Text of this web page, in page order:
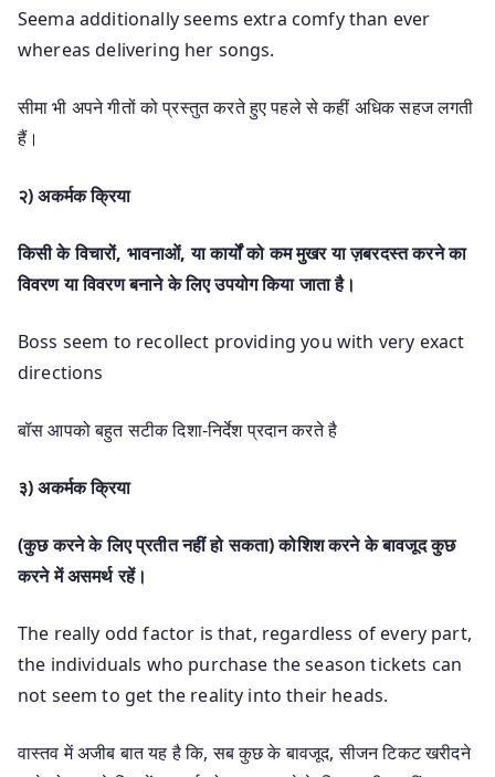
Seema additionally seems extra comfy than ever
whereas delivering her songs.
सीमा भी अपने गीतों को प्रस्तुत करते हुए पहले से कहीं अधिक सहज लगती
हैं।
२) अकर्मक क्रिया
किसी के विचारों, भावनाओं, या कार्यों को कम मुखर या ज़बरदस्त करने का
विवरण या विवरण बनाने के लिए उपयोग किया जाता है।
Boss seem to recollect providing you with very exact
directions
बॉस आपको बहुत सटीक दिशा-निर्देश प्रदान करते है
३) अकर्मक क्रिया
(कुछ करने के लिए प्रतीत नहीं हो सकता) कोशिश करने के बावजूद कुछ
करने में असमर्थ रहें।
The really odd factor is that, regardless of every part,
the individuals who purchase the season tickets can
not seem to get the reality into their heads.
वास्तव में अजीब बात यह है कि, सब कुछ के बावजूद, सीजन टिकट खरीदने